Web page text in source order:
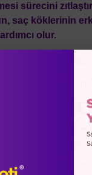
sürecini
saç köklerinin
olur.